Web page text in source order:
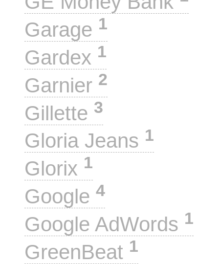
Garage 1
Gardex 1
Garnier 2
Gillette 3
Gloria Jeans 1
Glorix 1
Google 4
Google AdWords 1
GreenBeat 1